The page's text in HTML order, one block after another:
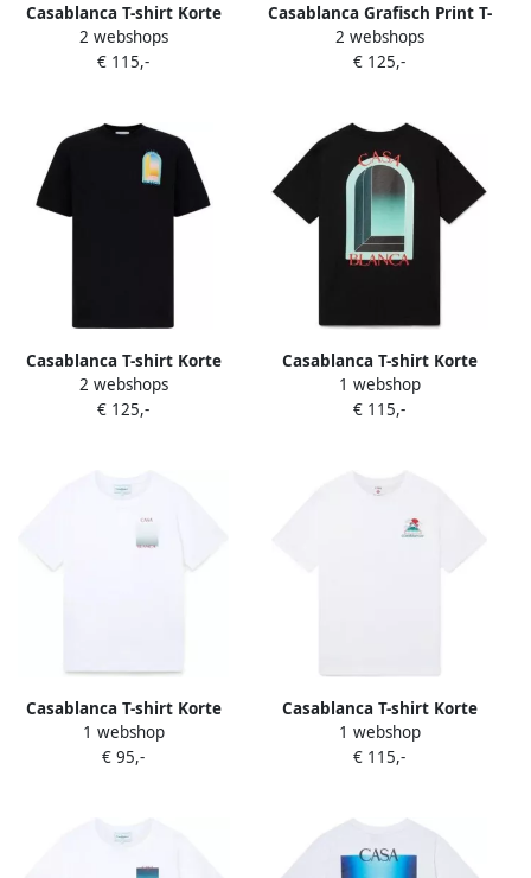
Casablanca T-shirt Korte
Mouw CASA WAY SKATE
TSHIRT PINK
2 webshops
€ 115,-
Casablanca Grafisch Print T-
shirt met Monogramdetail
White
2 webshops
€ 125,-
Casablanca T-shirt Korte
Mouw L'ARCHE DE TENNIS
TSHIRT BLACK
2 webshops
€ 125,-
Casablanca T-shirt Korte
Mouw L'ARCHE PRINTED T-
SHIRT NOIR
1 webshop
€ 115,-
Casablanca T-shirt Korte
Mouw GRADIENT SQUARE
PRINTED T-SHIRT WHITE
1 webshop
€ 95,-
Casablanca T-shirt Korte
Mouw MONTAGNE
ONDULEE TSHIRT WHITE
1 webshop
€ 115,-